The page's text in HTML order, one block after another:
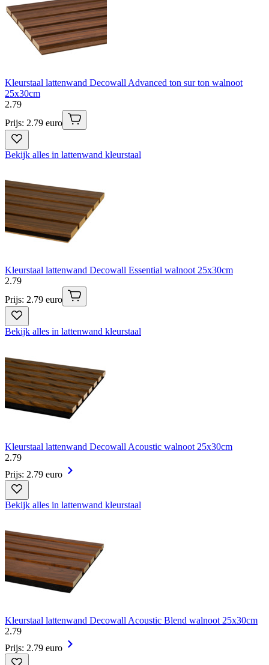
Kleurstaal lattenwand Decowall Advanced ton sur ton walnoot
25x30cm
2.79
Prijs: 2.79 euro
Bekijk alles in lattenwand kleurstaal
Kleurstaal lattenwand Decowall Essential walnoot 25x30cm
2.79
Prijs: 2.79 euro
Bekijk alles in lattenwand kleurstaal
Kleurstaal lattenwand Decowall Acoustic walnoot 25x30cm
2.79
Prijs: 2.79 euro
Bekijk alles in lattenwand kleurstaal
Kleurstaal lattenwand Decowall Acoustic Blend walnoot 25x30cm
2.79
Prijs: 2.79 euro